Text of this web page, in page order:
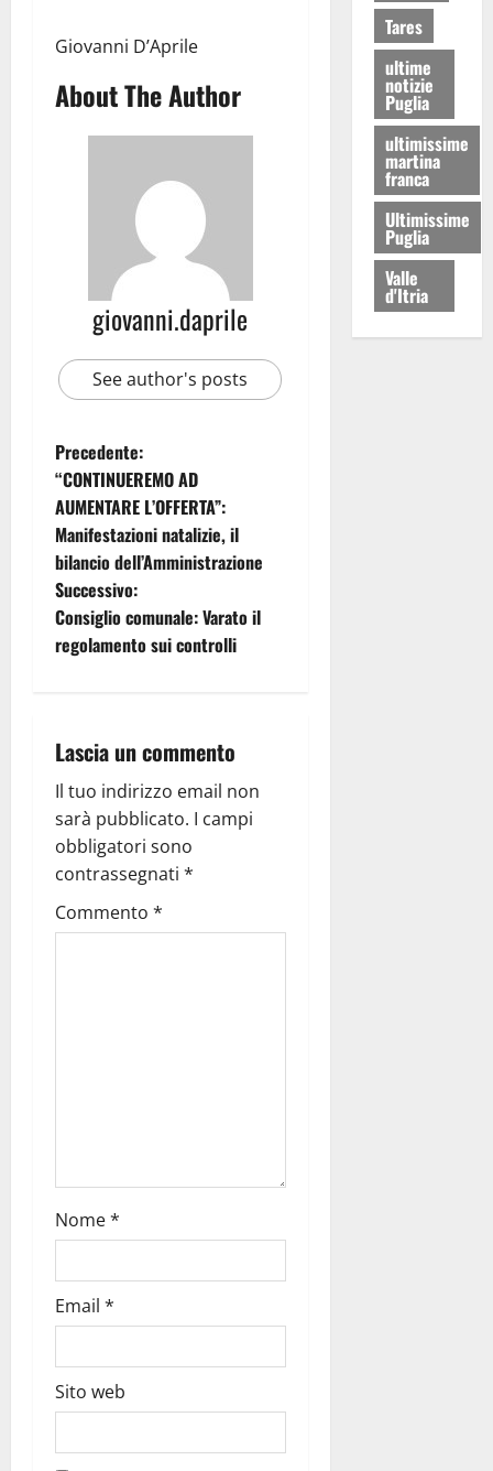
Giovanni D’Aprile
About The Author
giovanni.daprile
See author's posts
Precedente:
“CONTINUEREMO AD
AUMENTARE L’OFFERTA”:
Manifestazioni natalizie, il
bilancio dell’Amministrazione
Successivo:
Consiglio comunale: Varato il
regolamento sui controlli
Lascia un commento
Il tuo indirizzo email non
sarà pubblicato. I campi
obbligatori sono
contrassegnati *
Commento *
Nome*
Email *
Sito web
Tares
ultime
notizie
Puglia
ultimissime
martina
franca
Ultimissime
Puglia
Valle
d'Itria